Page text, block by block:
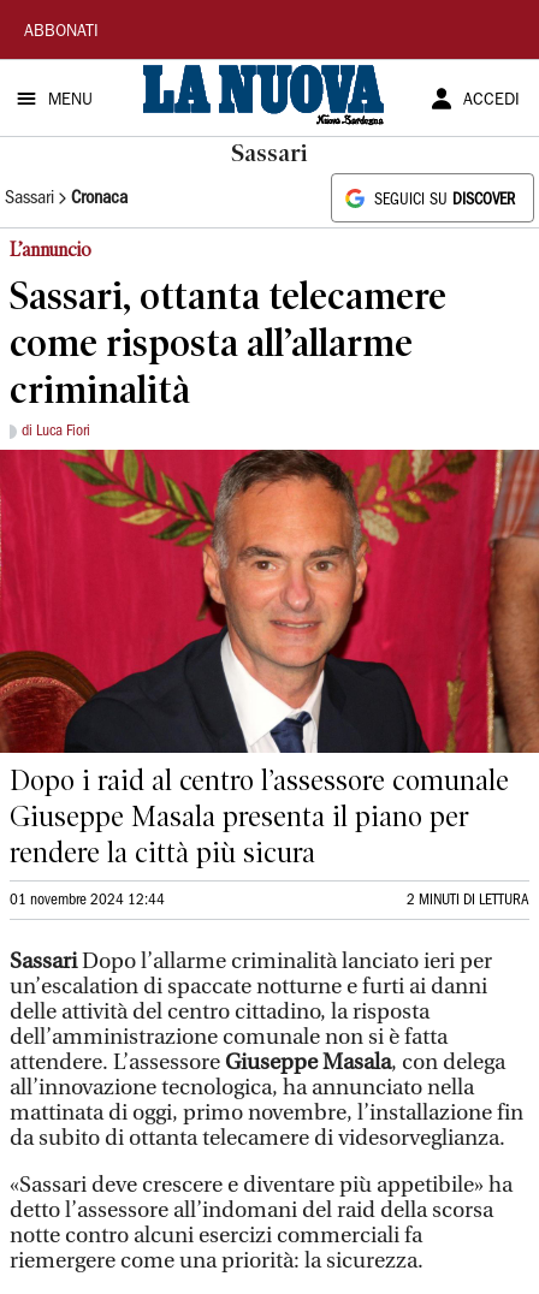
La
Nuova
Sardegna
ABBONATI
MENU ACCEDI
Sassari
Sassari Cronaca SEGUICI SU DISCOVER
L’annuncio
Sassari, ottanta telecamere
come risposta all’allarme
criminalità
di Luca Fiori
Dopo i raid al centro l’assessore comunale
Giuseppe Masala presenta il piano per
rendere la città più sicura
01 novembre 2024 12:44 2 MINUTI DI LETTURA
SassariDopo l’allarme criminalità lanciato ieri per
un’escalation di spaccate notturne e furti ai danni
delle attività del centro cittadino, la risposta
dell’amministrazione comunale non si è fatta
attendere. L’assessoreGiuseppe Masala, con delega
all’innovazione tecnologica, ha annunciato nella
mattinata di oggi, primo novembre, l’installazione fin
da subito di ottanta telecamere di videsorveglianza.
«Sassari deve crescere e diventare più appetibile» ha
detto l’assessore all’indomani del raid della scorsa
notte contro alcuni esercizi commerciali fa
riemergere come una priorità: la sicurezza.